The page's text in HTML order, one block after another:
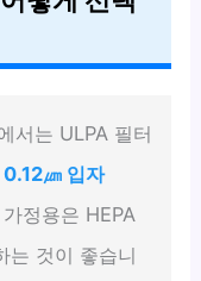
서는 ULPA 필터
0.12㎛ 입자
정용은 HEPA
는 것이 좋습니